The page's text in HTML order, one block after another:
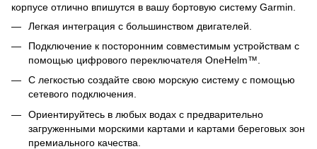
корпусе отлично впишутся в вашу бортовую систему Garmin.
Легкая интеграция с большинством двигателей.
Подключение к посторонним совместимым устройствам с
помощью цифрового переключателя OneHelm™.
С легкостью создайте свою морскую систему с помощью
сетевого подключения.
Ориентируйтесь в любых водах с предварительно
загруженными морскими картами и картами береговых зон
премиального качества.